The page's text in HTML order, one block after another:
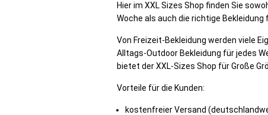
Hier im XXL Sizes Shop finden Sie
Woche als auch die richtige Bekleidung
Von Freizeit-Bekleidung werden viele
Alltags-Outdoor Bekleidung für jedes
bietet der XXL-Sizes Shop für Große
Vorteile für die Kunden:
kostenfreier Versand